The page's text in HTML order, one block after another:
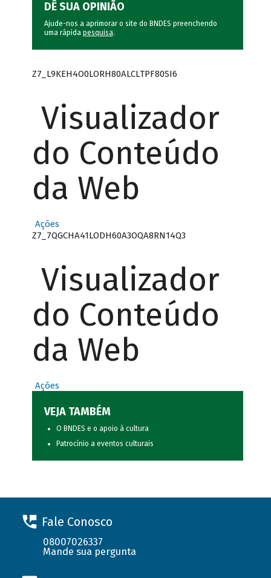
DÊ SUA OPINIÃO
Ajude-nos a aprimorar o site do BNDES preenchendo
uma rápida pesquisa.
Z7_L9KEH4O0LORH80ALCLTPF80SI6
Visualizador
do Conteúdo
da Web
Ações
Z7_7QGCHA41LODH60A3OQA8RN14Q3
Visualizador
do Conteúdo
da Web
Ações
VEJA TAMBÉM
O BNDES e o apoio à cultura
Patrocínio a eventos culturais
Fale Conosco
08007026337
Mande sua pergunta